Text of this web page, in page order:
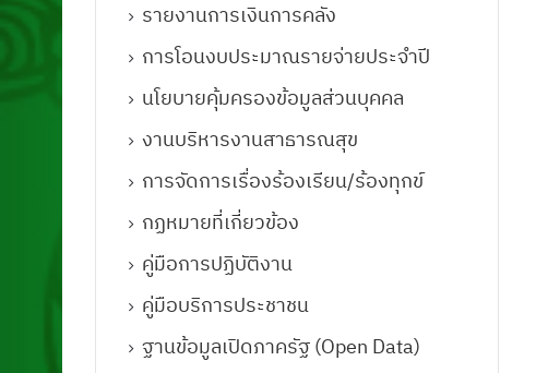
รายงานการเงินการคลัง
การโอนงบประมาณรายจ่ายประจำปี
นโยบายคุ้มครองข้อมูลส่วนบุคคล
งานบริหารงานสาธารณสุข
การจัดการเรื่องร้องเรียน/ร้องทุกข์
กฏหมายที่เกี่ยวข้อง
คู่มือการปฏิบัติงาน
คู่มือบริการประชาชน
ฐานข้อมูลเปิดภาครัฐ (Open Data)